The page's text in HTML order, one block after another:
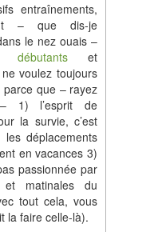
entraînements,
– que dis-je
le nez ouais –
débutantset
voulez toujours
que – rayez
1) l’esprit de
la survie, c’est
déplacements
en vacances 3)
passionnée par
et matinales du
tout cela, vous
la faire celle-là).